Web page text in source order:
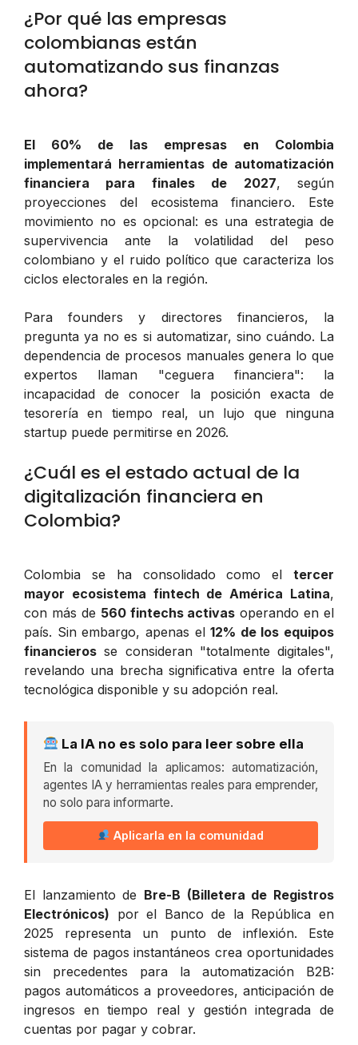
¿Por qué las empresas
colombianas están
automatizando sus finanzas
ahora?
El 60% de las empresas en Colombia
implementará herramientas de automatización
financiera para finales de 2027, según
proyecciones del ecosistema financiero. Este
movimiento no es opcional: es una estrategia de
supervivencia ante la volatilidad del peso
colombiano y el ruido político que caracteriza los
ciclos electorales en la región.
Para founders y directores financieros, la
pregunta ya no es siautomatizar, sino cuándo. La
dependencia de procesos manuales genera lo que
expertos llaman "ceguera financiera": la
incapacidad de conocer la posición exacta de
tesorería en tiempo real, un lujo que ninguna
startup puede permitirse en 2026.
¿Cuál es el estado actual de la
digitalización financiera en
Colombia?
Colombia se ha consolidado como el tercer
mayor ecosistema fintech de América Latina,
con más de 560 fintechs activas operando en el
país. Sin embargo, apenas el12% de los equipos
financieros se consideran "totalmente digitales",
revelando una brecha significativa entre la oferta
tecnológica disponible y su adopción real.
La IA no es solo para leer sobre ella
En la comunidad la aplicamos: automatización,
agentes IA y herramientas reales para emprender,
no solo para informarte.
Aplicarla en la comunidad
El lanzamiento de Bre-B (Billetera de Registros
Electrónicos) por el Banco de la República en
2025 representa un punto de inflexión. Este
sistema de pagos instantáneos crea oportunidades
sin precedentes para la automatización B2B:
pagos automáticos a proveedores, anticipación de
ingresos en tiempo real y gestión integrada de
cuentas por pagar y cobrar.